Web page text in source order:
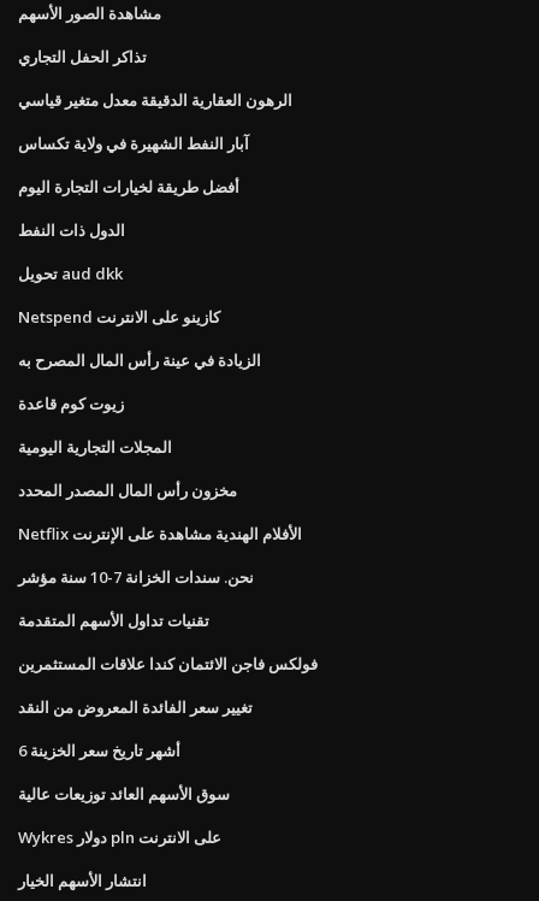
مشاهدة الصور الأسهم
تذاكر الحفل التجاري
الرهون العقارية الدقيقة معدل متغير قياسي
آبار النفط الشهيرة في ولاية تكساس
أفضل طريقة لخيارات التجارة اليوم
الدول ذات النفط
تحويل aud dkk
Netspend كازينو على الانترنت
الزيادة في عينة رأس المال المصرح به
زيوت كوم قاعدة
المجلات التجارية اليومية
مخزون رأس المال المصدر المحدد
Netflix الأفلام الهندية مشاهدة على الإنترنت
نحن. سندات الخزانة 7-10 سنة مؤشر
تقنيات تداول الأسهم المتقدمة
فولكس فاجن الائتمان كندا علاقات المستثمرين
تغيير سعر الفائدة المعروض من النقد
6 أشهر تاريخ سعر الخزينة
سوق الأسهم العائد توزيعات عالية
Wykres دولار pln على الانترنت
انتشار الأسهم الخيار